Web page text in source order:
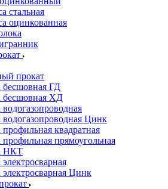
стальная
оцинкованная
прокат
бесшовная ГД
бесшовная ХД
водогазопроводная
водогазопроводная Цинк
профильная квадратная
профильная прямоугольная
НКТ
электросварная Цинк